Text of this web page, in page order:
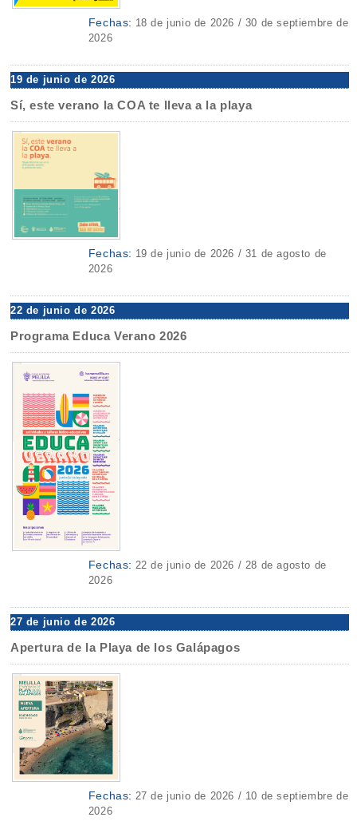
Fechas: 18 de junio de 2026 / 30 de septiembre de
2026
19 de junio de 2026
Sí, este verano la COA te lleva a la playa
Fechas: 19 de junio de 2026 / 31 de agosto de
2026
22 de junio de 2026
Programa Educa Verano 2026
Fechas: 22 de junio de 2026 / 28 de agosto de
2026
27 de junio de 2026
Apertura de la Playa de los Galápagos
Fechas: 27 de junio de 2026 / 10 de septiembre de
2026